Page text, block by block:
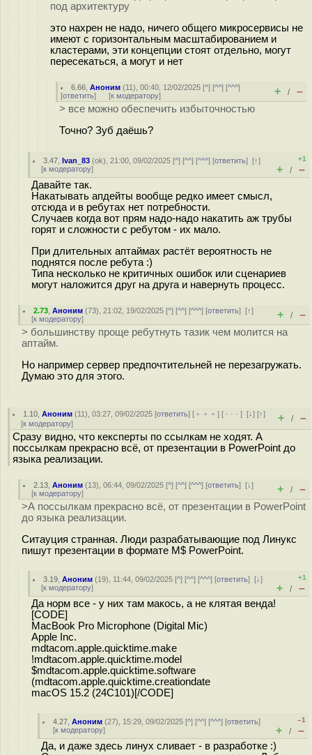
под архитектуру
это нахрен не надо, ничего общего микросервисы не
имеют с горизонтальным масштабированием и
кластерами, эти концепции стоят отдельно, могут
пересекаться, а могут и нет
6.66 ,Аноним (11), 00:40, 12/02/2025 [^] [^^] [^^^]
[ответить] [к модератору] + / –
> все можно обеспечить избыточностью
Точно? Зуб даёшь?
3.47 ,Ivan_83 (ok), 21:00, 09/02/2025 [^] [^^] [^^^] [ответить][↑]
[к модератору]
+1
+ / –
Давайте так.
Накатывать апдейты вообще редко имеет смысл,
отсюда и в ребутах нет потребности.
Случаев когда вот прям надо-надо накатить аж трубы
горят и сложности с ребутом - их мало.
При длительных аптаймах растёт вероятность не
поднятся после ребута :)
Типа несколько не критичных ошибок или сценариев
могут наложится друг на друга и навернуть процесс.
2.73 ,Аноним (73), 21:02, 19/02/2025 [^] [^^] [^^^] [ответить][↑]
[к модератору] + / –
> большинству проще ребутнуть тазик чем молится на
аптайм.
Но например сервер предпочтительней не перезагружать.
Думаю это для этого.
1.10 ,Аноним (11), 03:27, 09/02/2025 [ответить] [ ﹢﹢﹢] [ · · ·][↓] [↑]
[к модератору] + / –
Сразу видно, что кексперты по ссылкам не ходят. А
поссылкам прекрасно всё, от презентации в PowerPoint до
языка реализации.
2.13 ,Аноним (13), 06:44, 09/02/2025 [^] [^^] [^^^] [ответить][↓]
[к модератору] + / –
>А поссылкам прекрасно всё, от презентации в PowerPoint
до языка реализации.
Ситауция странная. Люди разрабатывающие под Линукс
пишут презентации в формате M$ PowerPoint.
3.19 ,Аноним (19), 11:44, 09/02/2025 [^] [^^] [^^^] [ответить][↓]
[к модератору]
+1
+ / –
Да норм все - у них там макось, а не клятая венда!
[CODE]
MacBook Pro Microphone (Digital Mic)
Apple Inc.
mdtacom.apple.quicktime.make
!mdtacom.apple.quicktime.model
$mdtacom.apple.quicktime.software
(mdtacom.apple.quicktime.creationdate
macOS 15.2 (24C101)[/CODE]
4.27 ,Аноним (27), 15:29, 09/02/2025 [^] [^^] [^^^] [ответить]
[к модератору]
–1
+ / –
Да, и даже здесь линух сливает - в разработке :)